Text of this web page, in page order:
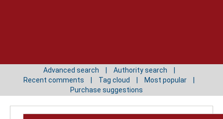
Advanced search
Authority search
Recent comments
Tag cloud
Most popular
Purchase suggestions